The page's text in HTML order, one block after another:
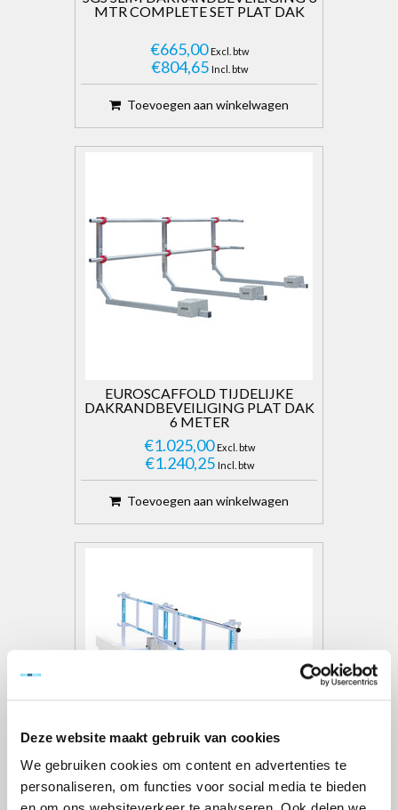
Deze website maakt gebruik van cookies
We gebruiken cookies om content en advertenties te
personaliseren, om functies voor social media te bieden
MTR COMPLETE SET PLAT DAK
€665,00 Excl. btw
€804,65 Incl. btw
Toevoegen aan winkelwagen
EUROSCAFFOLD TIJDELIJKE
DAKRANDBEVEILIGING PLAT DAK
6 METER
€1.025,00 Excl. btw
€1.240,25 Incl. btw
Toevoegen aan winkelwagen
SGS SLIM DAKRANDBEVEILIGING 6
MTR COMPLETE SET PLAT DAK